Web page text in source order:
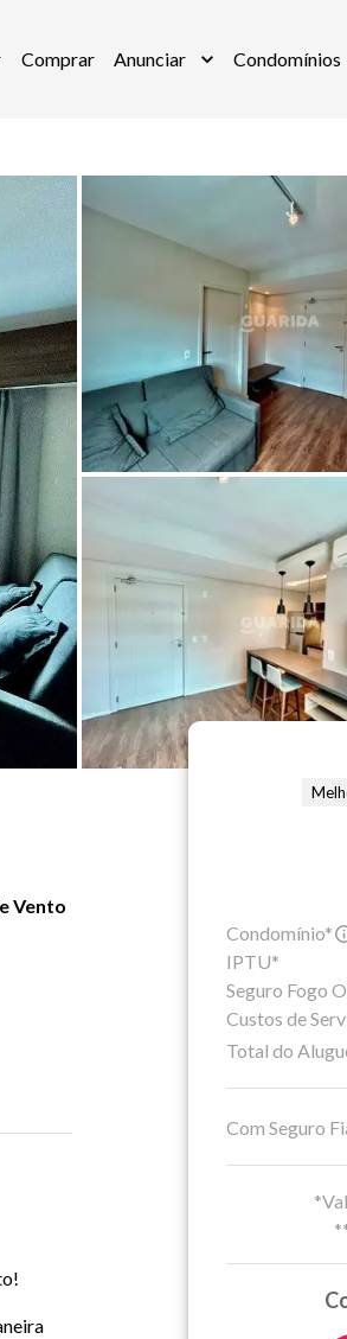
Comprar Anunciar Condomínios
Vento
Condomínio*
IPTU*
Seguro Fogo
Custos de
Total do
Com Seguro